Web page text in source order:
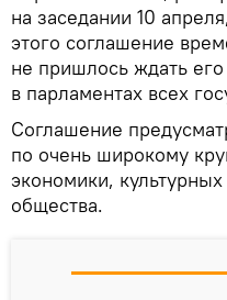
на заседании 10
этого соглашение
не пришлось ждать
в парламентах всех
Соглашение
по очень широкому
экономики,
общества.